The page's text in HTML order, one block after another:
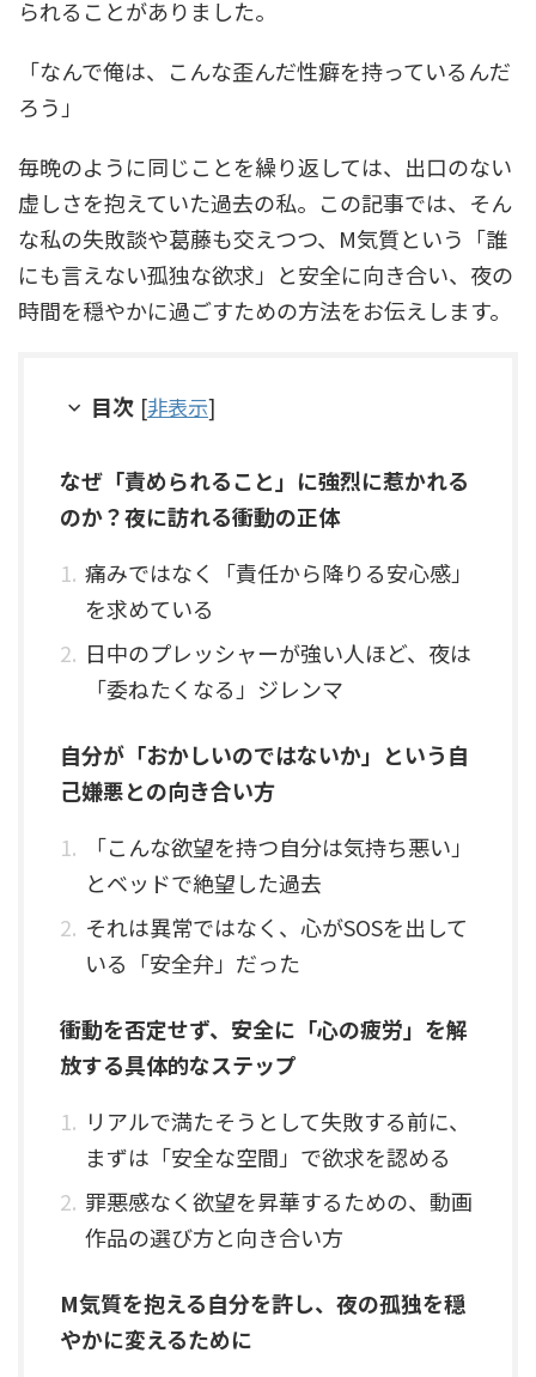
られることがありました。
「なんで俺は、こんな歪んだ性癖を持っているんだ
ろう」
毎晩のように同じことを繰り返しては、出口のない
虚しさを抱えていた過去の私。この記事では、そん
な私の失敗談や葛藤も交えつつ、M気質という「誰
にも言えない孤独な欲求」と安全に向き合い、夜の
時間を穏やかに過ごすための方法をお伝えします。
目次 [非表示]
なぜ「責められること」に強烈に惹かれる
のか？夜に訪れる衝動の正体
痛みではなく「責任から降りる安心感」
を求めている
日中のプレッシャーが強い人ほど、夜は
「委ねたくなる」ジレンマ
自分が「おかしいのではないか」という自
己嫌悪との向き合い方
「こんな欲望を持つ自分は気持ち悪い」
とベッドで絶望した過去
それは異常ではなく、心がSOSを出して
いる「安全弁」だった
衝動を否定せず、安全に「心の疲労」を解
放する具体的なステップ
リアルで満たそうとして失敗する前に、
まずは「安全な空間」で欲求を認める
罪悪感なく欲望を昇華するための、動画
作品の選び方と向き合い方
M気質を抱える自分を許し、夜の孤独を穏
やかに変えるために